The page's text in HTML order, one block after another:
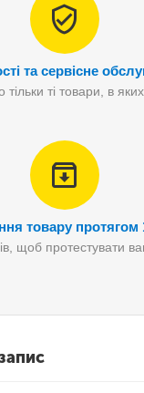
та сервісне
ті товари, в
товару протягом
щоб протестувати